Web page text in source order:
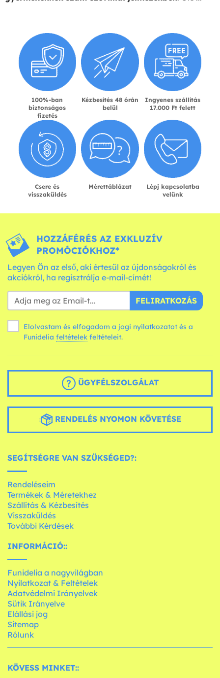
100%-ban
biztonságos
fizetés
Kézbesítés 48 órán
belül
Ingyenes szállítás
17.000 Ft felett
Csere és
visszaküldés
Mérettáblázat
Lépj kapcsolatba
velünk
HOZZÁFÉRÉS AZ EXKLUZÍV
PROMÓCIÓKHOZ*
Legyen Ön az első, aki értesül az újdonságokról és
akciókról, ha regisztrálja e-mail-címét!
FELIRATKOZÁS
Elolvastam és elfogadom a jogi nyilatkozatot és a
Funidelia feltételek feltételeit.
ÜGYFÉLSZOLGÁLAT
RENDELÉS NYOMON KÖVETÉSE
SEGÍTSÉGRE VAN SZÜKSÉGED?:
Rendeléseim
Termékek & Méretekhez
Szállítás & Kézbesítés
Visszaküldés
További Kérdések
INFORMÁCIÓ::
Funidelia a nagyvilágban
Nyilatkozat & Feltételek
Adatvédelmi Irányelvek
Sütik Irányelve
Elállási jog
Sitemap
Rólunk
KÖVESS MINKET::